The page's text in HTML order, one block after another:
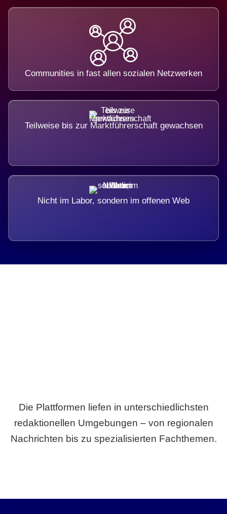
Communities in fast allen sozialen Netzwerken
Teilweise bis zur Marktführerschaft gewachsen
Nicht im Labor, sondern im offenen Web
Die Plattformen liefen in unterschiedlichsten
redaktionellen Umgebungen – von regionalen
Nachrichten bis zu spezialisierten Fachthemen.